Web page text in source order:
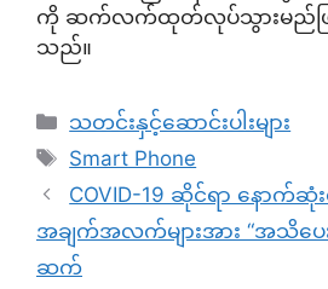
ကို ဆက်လက်ထုတ်လုပ်သွားမည်ဖြ
သည်။
Categories
သတင်းနှင့်ဆောင်းပါးများ
Tags
Smart Phone
COVID-19 ဆိုင်ရာ နောက်
အချက်အလက်များအား “အသိပေ
ဆက်